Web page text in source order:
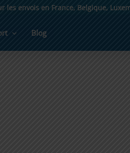
envois en France, Belgique,
Blog